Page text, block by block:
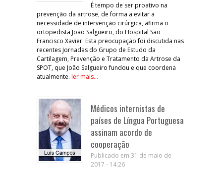
É tempo de ser proativo na
prevenção da artrose, de forma a evitar a
necessidade de intervenção cirúrgica, afirma o
ortopedista João Salgueiro, do Hospital São
Francisco Xavier. Esta preocupação foi discutida nas
recentes Jornadas do Grupo de Estudo da
Cartilagem, Prevenção e Tratamento da Artrose da
SPOT, que João Salgueiro fundou e que coordena
atualmente. ler mais...
Médicos internistas de
países de Língua Portuguesa
assinam acordo de
cooperação
Publicado em 31 de maio de
2017 - 14:26